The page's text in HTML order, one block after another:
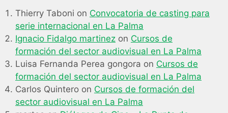
Thierry Taboni on Convocatoria de casting para
serie internacional en La Palma
Ignacio Fidalgo martinez on Cursos de
formación del sector audiovisual en La Palma
Luisa Fernanda Perea gongora on Cursos de
formación del sector audiovisual en La Palma
Carlos Quintero on Cursos de formación del
sector audiovisual en La Palma